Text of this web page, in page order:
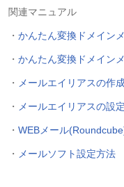
関連マニュアル
・ かんたん変換ドメイン
・ かんたん変換ドメイン
・ メールエイリアスの作
・ メールエイリアスの設
・ WEBメール
・ メールソフト設定方法